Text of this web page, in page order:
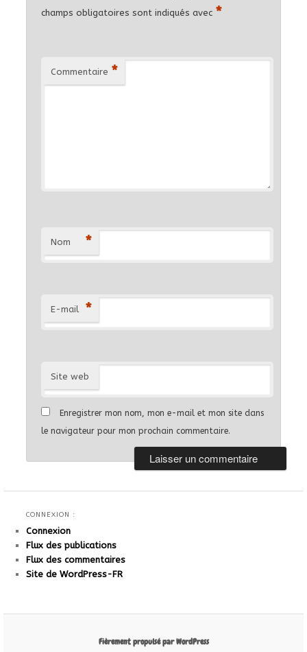
champs obligatoires sont indiqués avec *
Commentaire *
Nom *
E-mail *
Site web
Enregistrer mon nom, mon e-mail et mon site dans
le navigateur pour mon prochain commentaire.
CONNEXION :
Connexion
Flux des publications
Flux des commentaires
Site de WordPress-FR
Fièrement propulsé par WordPress